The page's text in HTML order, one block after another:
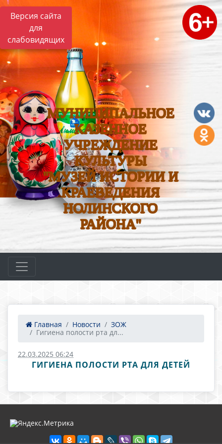
Версия сайта
для
слабовидящих
МУНИЦИПАЛЬНОЕ
КАЗЕННОЕ
УЧРЕЖДЕНИЕ
КУЛЬТУРЫ
"МУЗЕЙ ИСТОРИИ И
КРАЕВЕДЕНИЯ
НОЛИНСКОГО
РАЙОНА"
Главная Новости
ЗОЖ
Гигиена полости рта дл...
22.03.2025 06:24
ГИГИЕНА ПОЛОСТИ РТА ДЛЯ ДЕТЕЙ